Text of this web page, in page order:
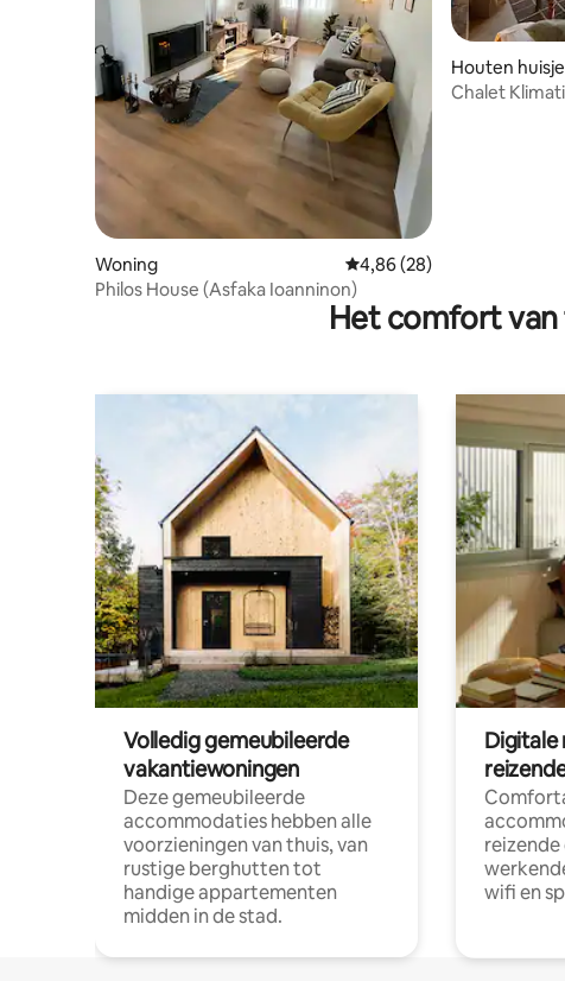
Woning Gemiddelde beoordeling
4,86 (28)
Philos House (Asfaka Ioanninon)
Houten huisje
Chalet
Het comfort
Volledig gemeubileerde
vakantiewoningen
Deze gemeubileerde
accommodaties hebben alle
voorzieningen van thuis, van
rustige berghutten tot
handige appartementen
midden in de stad.
Digitale
wifi en